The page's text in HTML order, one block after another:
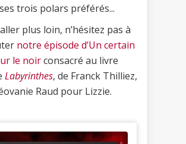
trois polars préférés...
plus loin, n’hésitez pas à
notre épisode d’Un certain
le noirconsacré au livre
Labyrinthes, de Franck Thilliez,
Raud pour Lizzie.